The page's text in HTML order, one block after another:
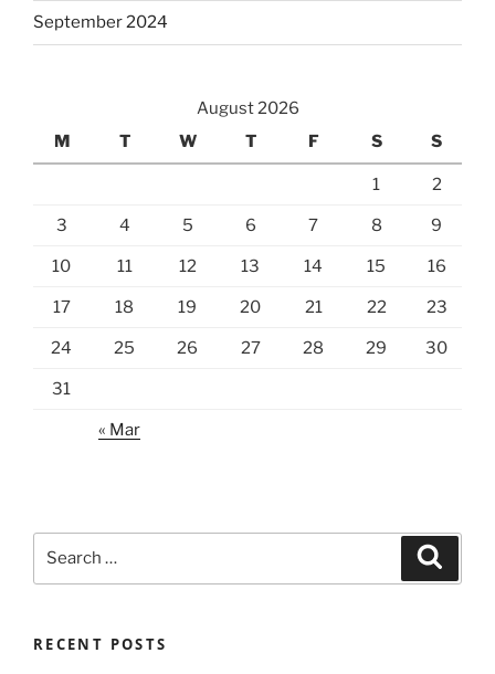
September 2024
August 2026
M
T W T F S S
1 2
3 4 5 6 7 8 9
10 11 12 13 14 15 16
17 18 19 20 21 22 23
24 25 26 27 28 29 30
31
« Mar
RECENT POSTS